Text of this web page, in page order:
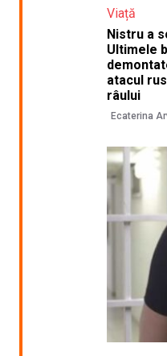
Viață
Nistru a
Ultimele
atacul
râului
Ecaterina